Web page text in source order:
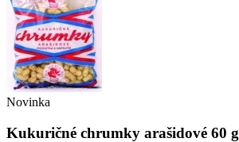
Novinka
Kukuričné chrumky arašidové 60 g